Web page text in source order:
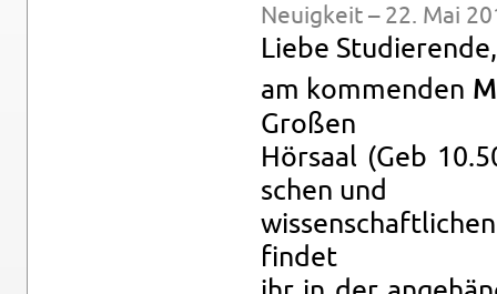
Neu­ig­keit – 22. Mai
Liebe Stu­die­ren­de,
am kom­men­den
Gro­ßen
Hör­saal (Geb
schen und
fin­det